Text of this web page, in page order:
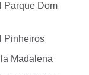
Parque Dom
Pinheiros
Madalena